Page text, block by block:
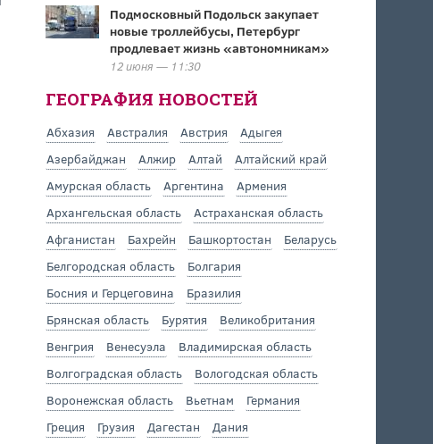
Подмосковный Подольск закупает
новые троллейбусы, Петербург
продлевает жизнь «автономникам»
12 июня — 11:30
ГЕОГРАФИЯ НОВОСТЕЙ
Абхазия Австралия Австрия
Адыгея
Азербайджан
Алжир Алтай
Алтайский край
Амурская область
Аргентина
Армения
Архангельская область
Астраханская область
Афганистан
Бахрейн Башкортостан
Беларусь
Белгородская область
Болгария
Босния и Герцеговина
Бразилия
Брянская область
Бурятия
Великобритания
Венгрия
Венесуэла
Владимирская область
Волгоградская область
Вологодская область
Воронежская область
Вьетнам
Германия
Греция
Грузия Дагестан
Дания